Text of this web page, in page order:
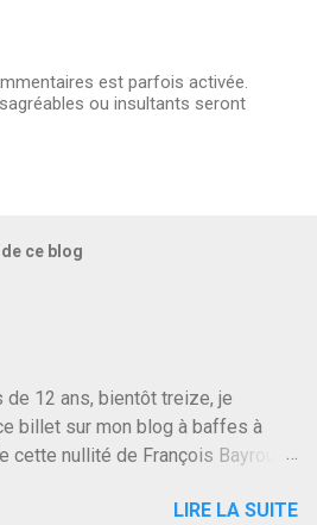
est parfois activée.
ou insultants seront
ce blog
de 12 ans, bientôt treize, je
billet sur mon blog à baffes à
cette nullité de François Bayrou. Il
je ne parle pas des couples mais
LIRE LA SUITE